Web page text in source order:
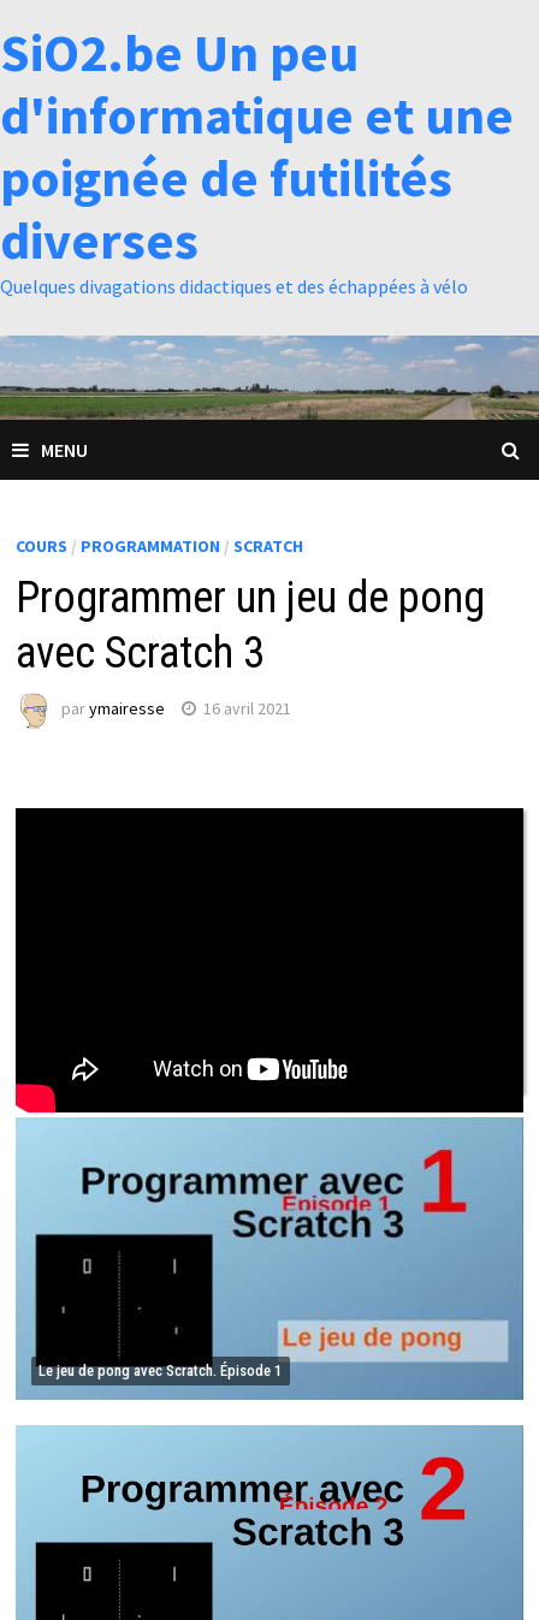
au
contenu
SiO2.be Un peu
d'informatique et une
poignée de futilités
diverses
Quelques divagations didactiques et des échappées à vélo
MENU
COURS / PROGRAMMATION / SCRATCH
Programmer un jeu de pong
avec Scratch 3
parymairesse 16 avril 2021
Le jeu de pong avec Scratch. Épisode 1